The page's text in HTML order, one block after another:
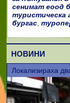
сенимат еоод
туристическа
бургас,
НОВИНИ
Локализираха